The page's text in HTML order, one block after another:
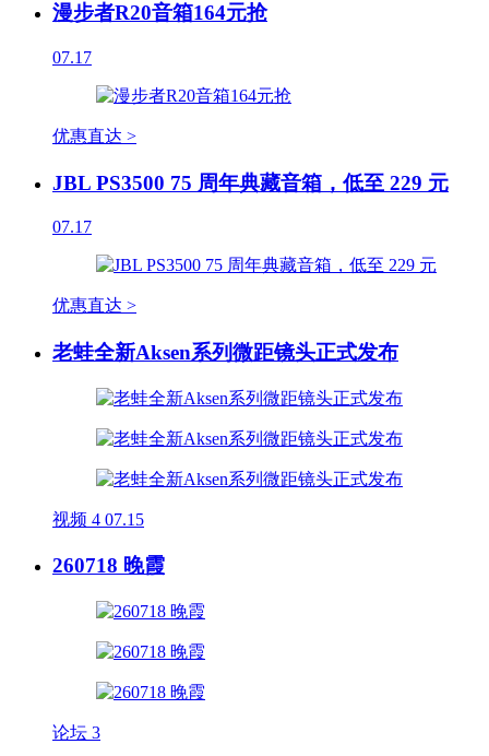
漫步者R20音箱164元抢
07.17
优惠直达 >
JBL PS3500 75 周年典藏音箱，低至 229 元
07.17
优惠直达 >
老蛙全新Aksen系列微距镜头正式发布
视频 4 07.15
260718 晚霞
论坛 3